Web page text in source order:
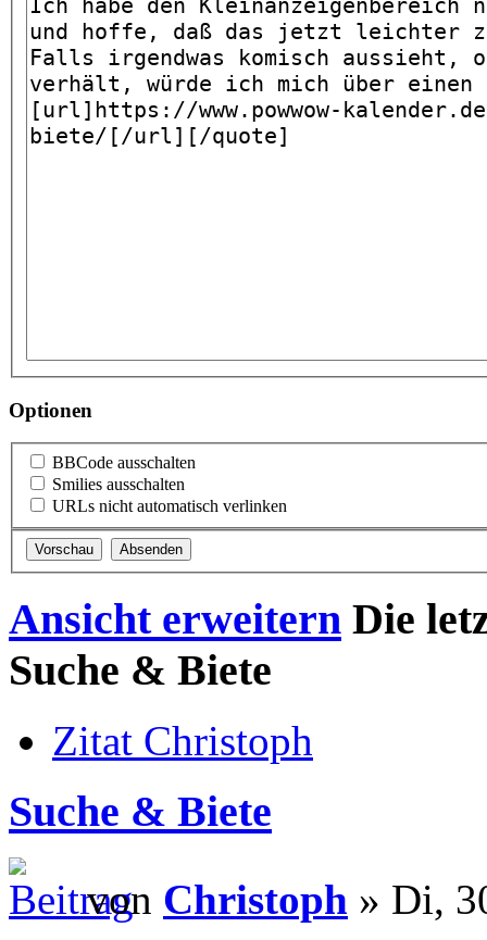
Optionen
BBCode ausschalten
Smilies ausschalten
URLs nicht automatisch verlinken
Ansicht erweitern Die
Suche & Biete
Zitat Christoph
Suche & Biete
von Christoph » Di,